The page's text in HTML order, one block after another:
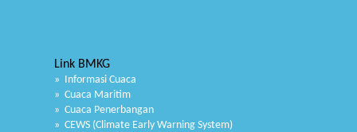
Link BMKG
» Informasi Cuaca
» Cuaca Maritim
» Cuaca Penerbangan
» CEWS (Climate Early Warning System)